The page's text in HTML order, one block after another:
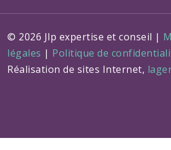
© 2026 Jlp expertise et conseil |
légales | Politique de
Réalisation de sites Internet,